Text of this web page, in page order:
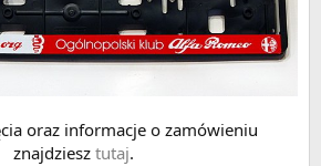
oraz informacje o zamówieniu
znajdziesz tutaj.